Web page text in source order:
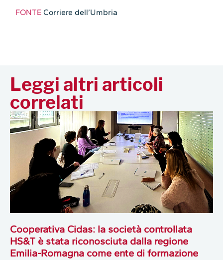
FONTE Corriere dell’Umbria
Leggi altri articoli
correlati
Cooperativa Cidas: la società controllata
HS&T è stata riconosciuta dalla regione
Emilia-Romagna come ente di formazione